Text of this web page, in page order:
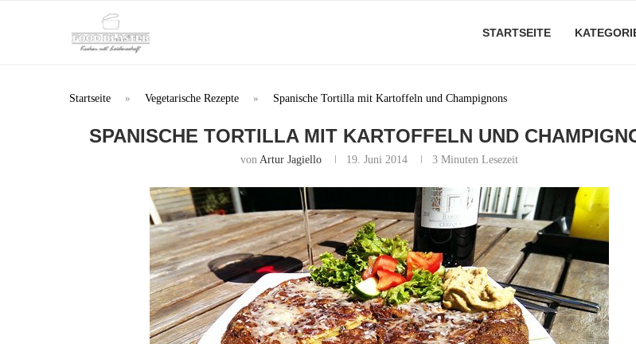
STARTSEITE
Startseite » Vegetarische Rezepte » Spanische Tortilla mit Kartoffeln und Champignons
SPANISCHE TORTILLA MIT KARTOFFELN UND
vonArtur Jagiello 19. Juni 2014 3 Minuten Lesezeit